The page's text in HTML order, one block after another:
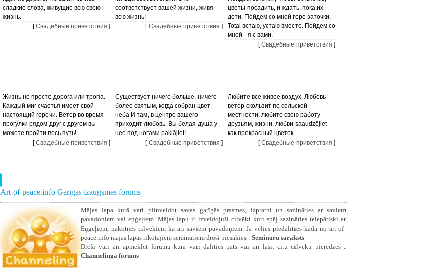
сладкие слова, живущие всю свою
жизнь.
[Свадебные приветствия ]
соответствует вашей жизни, живя
всю жизнь!
[Свадебные приветствия ]
цветы посадить, и ждать, пока их
дети. Пойдем со мной горе заточки,
Total встаю, устаю вместе. Пойдем со
мной - я с вами.
[Свадебные приветствия ]
Жизнь не просто дорога или тропа.
Каждый миг счастья имеет свой
настоящий горечи. Ветер во время
прогулки рядом друг с другом вы
можете пройти весь путь!
[Свадебные приветствия ]
Существует ничего больше, ничего
более святым, когда собран цвет
неба И там, в центре вашего
приходит любовь. Вы белая душа у
нее под ногами paklājiet!
[Свадебные приветствия ]
Любите все живое воздух, Любовь
ветер скользит по сельской
местности, любите свою работу
друзьям, жизни, любви saaudzējiet
как прекрасный цветок.
[Свадебные приветствия ]
Art-of-peace.info Garīgās izaugsmes forums
Mājas lapa kurā vari pilnveidot savas garīgās prasmes, izpratni un sazināties ar saviem
pavadoņiem vai eņģeļiem. Mājas lapu ir izveidojuši cilvēki kuri spēj sazināties telepātiski ar
Eņģeļiem, nākotnes cilvēkiem kā arī saviem pavadoņiem. Ja vēlies piedalīties kādā no art-of-
peace.info mājas lapas rīkotajiem semināriem droši piesakies : Semināru saraksts
Droši vari arī apmeklēt forumu kurā vari dalīties pats vai arī lasīt citu cilvēku pieredzes :
Channelinga forums